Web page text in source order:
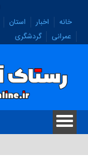
خانه
اخبار استان
عمرانی
گردشگری